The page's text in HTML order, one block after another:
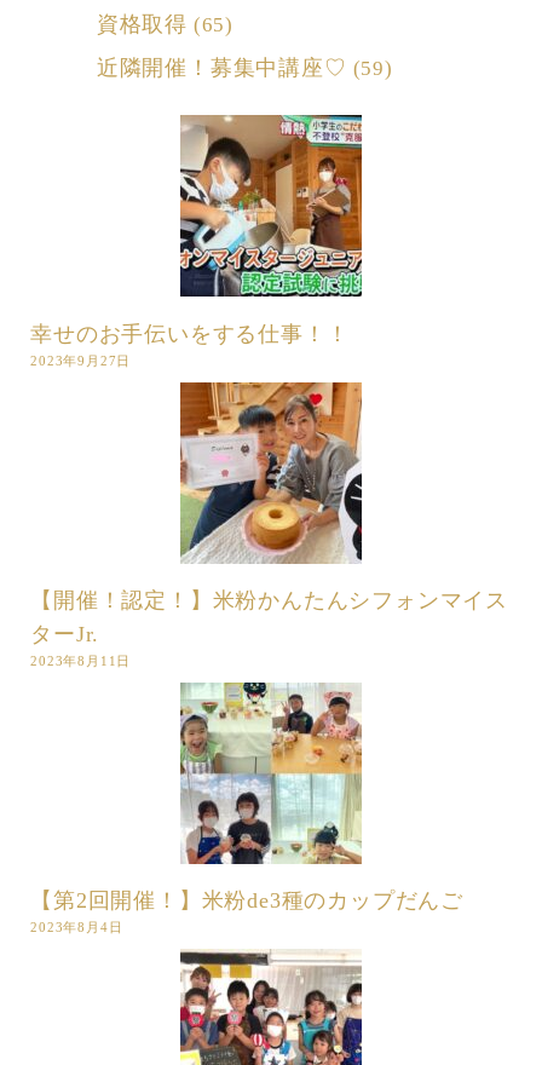
資格取得 (65)
近隣開催！募集中講座♡ (59)
幸せのお手伝いをする仕事！！
2023年9月27日
【開催！認定！】米粉かんたんシフォンマイス
ターJr.
2023年8月11日
【第2回開催！】米粉de3種のカップだんご
2023年8月4日